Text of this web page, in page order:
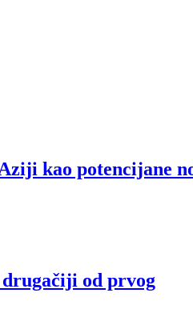
kao potencijane
drugačiji od prvog